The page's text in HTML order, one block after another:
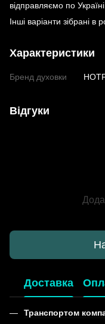
відправляємо по Україні.
Інші варіанти зібрані в
Характеристики
Бренд духовки
Відгуки
Доставка
Транспортом